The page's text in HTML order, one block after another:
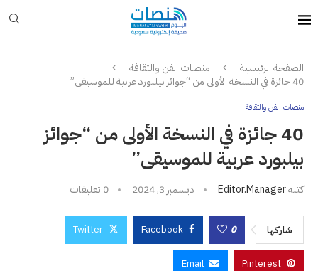
الصفحة الرئيسية
منصات الفن والثقافة
40 جائزة في النسخة الأولى من “جوائز بيلبورد عربية للموسيقى”
منصات الفن والثقافة
40 جائزة في النسخة الأولى من “جوائز
بيلبورد عربية للموسيقى”
كتبهEditor.manager ديسمبر 3, 2024 0 تعليقات
شاركها 0
Facebook
Twitter
Pinterest
Email